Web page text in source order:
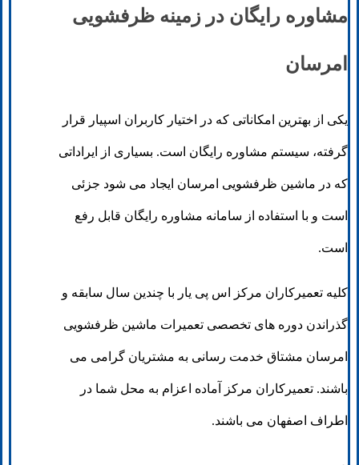
مشاوره رایگان در زمینه ظرفشویی
امرسان
یکی از بهترین امکاناتی که در اختیار کاربران اسپیار قرار
گرفته، سیستم مشاوره رایگان است. بسیاری از ایراداتی
که در ماشین ظرفشویی امرسان ایجاد می شود جزئی
است و با استفاده از سامانه مشاوره رایگان قابل رفع
است.
کلیه تعمیرکاران مرکز اس پی یار با چندین سال سابقه و
گذراندن دوره های تخصصی تعمیرات ماشین ظرفشویی
امرسان مشتاق خدمت رسانی به مشتریان گرامی می
باشند. تعمیرکاران مرکز آماده اعزام به محل شما در
اطراف اصفهان می باشند.